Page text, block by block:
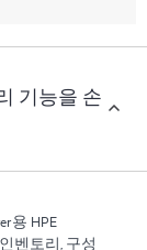
기능을 손
용 HPE
벤토리, 구성